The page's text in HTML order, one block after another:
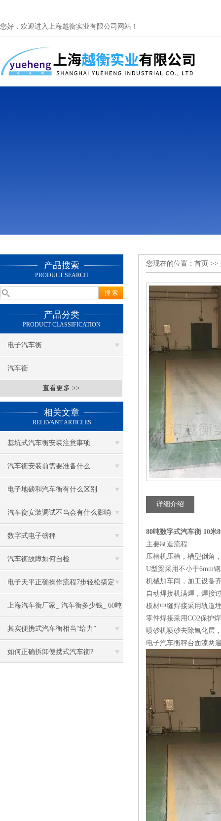
您好，欢迎进入上海越衡实业有限公司网站！
产品搜索
PRODUCT SEARCH
产品分类
PRODUCT CLASSIFICATION
电子汽车衡
汽车衡
查看更多 >>
相关文章
RELEVANT ARTICLES
基坑式汽车衡安装注意事项
汽车衡安装前需要准备什么
电子地磅和汽车衡有什么区别
汽车衡安装调试不当会有什么影响
数字式电子磅秤
汽车衡故障如何自检
电子天平正确操作流程7步轻松搞定
上海汽车衡厂家_ 汽车衡多少钱_ 60吨
电子汽车衡
其实便携式汽车衡相当“给力”
如何正确拆卸便携式汽车衡?
您现在的位置： 首页 >>
详细介绍
80吨数字式汽车衡 10米
主要制造流程:
压槽机压槽，槽型倒角
U型梁采用不小于6mm
机械加车间，加工设备
自动焊接机满焊，焊接
板材中缝焊接采用轨道
零件焊接采用CO2保护
喷砂机喷砂去除氧化层
电子汽车衡秤台面漆两